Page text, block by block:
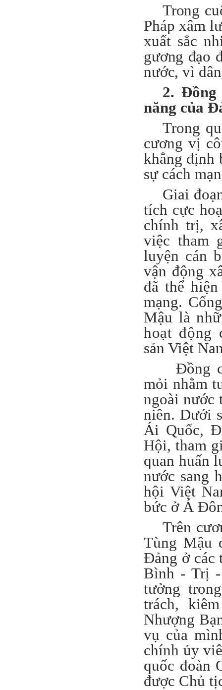
Trong
Pháp xâm
xuất sắc
gương đạo
nước, vì
2.
năng của
Trong
cương vị
khẳng định
sự cách
Giai
tích cực
chính trị,
việc tham
luyện cán
vận động
đã thể
mạng.
Mậu là
hoạt động
sản Việt
Đồng
mỏi nhằm
ngoài nước
niên. Dưới
Ái Quốc,
Hội, tham
quan huấn
nước sang
hội Việt
bức ở Á
Trên
Tùng Mậu
Đảng ở các
Bình - Trị
tưởng
trách,
Nhượng
vụ của
chính ủy
quốc đoàn
được Chủ